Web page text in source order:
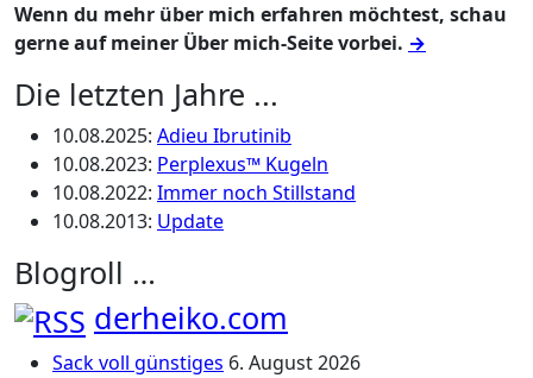
Wenn du mehr über mich erfahren möchtest, schau
gerne auf meiner Über mich-Seite vorbei. →
Die letzten Jahre ...
10.08.2025: Adieu Ibrutinib
10.08.2023: Perplexus™ Kugeln
10.08.2022: Immer noch Stillstand
10.08.2013: Update
Blogroll …
derheiko.com
Sack voll günstiges 6. August 2026